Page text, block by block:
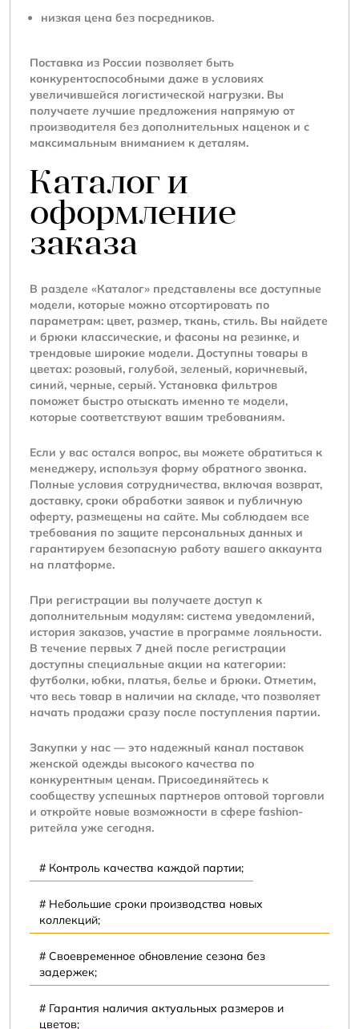
низкая цена без посредников.
Поставка из России позволяет быть
конкурентоспособными даже в условиях
увеличившейся логистической нагрузки. Вы
получаете лучшие предложения напрямую от
производителя без дополнительных наценок и с
максимальным вниманием к деталям.
Каталог и
оформление
заказа
В разделе «Каталог» представлены все доступные
модели, которые можно отсортировать по
параметрам: цвет, размер, ткань, стиль. Вы найдете
и брюки классические, и фасоны на резинке, и
трендовые широкие модели. Доступны товары в
цветах: розовый, голубой, зеленый, коричневый,
синий, черные, серый. Установка фильтров
поможет быстро отыскать именно те модели,
которые соответствуют вашим требованиям.
Если у вас остался вопрос, вы можете обратиться к
менеджеру, используя форму обратного звонка.
Полные условия сотрудничества, включая возврат,
доставку, сроки обработки заявок и публичную
оферту, размещены на сайте. Мы соблюдаем все
требования по защите персональных данных и
гарантируем безопасную работу вашего аккаунта
на платформе.
При регистрации вы получаете доступ к
дополнительным модулям: система уведомлений,
история заказов, участие в программе лояльности.
В течение первых 7 дней после регистрации
доступны специальные акции на категории:
футболки, юбки, платья, белье и брюки. Отметим,
что весь товар в наличии на складе, что позволяет
начать продажи сразу после поступления партии.
Закупки у нас — это надежный канал поставок
женской одежды высокого качества по
конкурентным ценам. Присоединяйтесь к
сообществу успешных партнеров оптовой торговли
и откройте новые возможности в сфере fashion-
ритейла уже сегодня.
Контроль качества каждой партии;
Небольшие сроки производства новых
коллекций;
Своевременное обновление сезона без
задержек;
Гарантия наличия актуальных размеров и
цветов;